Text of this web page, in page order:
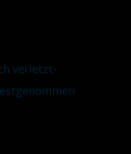
verletzt-